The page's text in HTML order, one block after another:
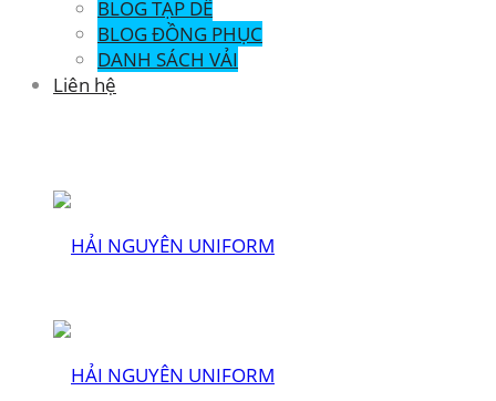
BLOG TẠP DỀ
BLOG ĐỒNG PHỤC
DANH SÁCH VẢI
Liên hệ